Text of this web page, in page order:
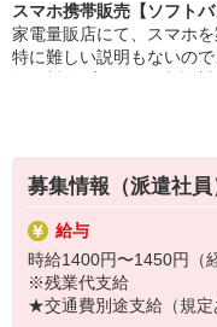
特別割引価格でご利用
お得に過ごしたいあなた
【選べるお仕事いろいろ
事務、経理、データ入
▼工場・製造・軽作業系
機械/食品製造・梱包・
▼美容系
眉毛サロンのアイブロ
▼営業・販売
法人営業・アパレル販
▼人気案件も多数♪
スマホ携帯販売【ソフトバ
家電量販店にて、スマホ
特に難しい説明もないの
満足度◎
■携帯やインターネット販
docomo(ドコモ)/au(エー
の大手キャリアから
ワイモバイル(Y!mobille)
広く紹介可能♪
募集情報（派遣社員
給与
時給1400円〜1450円（
※残業代支給
★交通費別途支給（規定